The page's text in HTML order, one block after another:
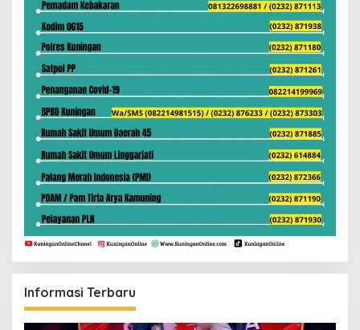
Informasi Terbaru